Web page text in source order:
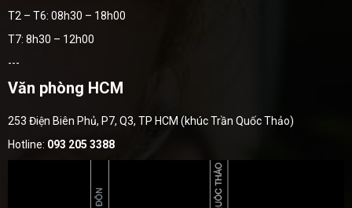
T2 – T6: 08h30 – 18h00
T7: 8h30 – 12h00
---
Văn phòng HCM
253 Điện Biên Phủ, P7, Q3, TP HCM (khúc Trần Quốc Thảo)
Hotline: 093 205 3388